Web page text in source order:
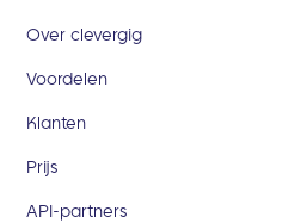
Over clevergig
Voordelen
Klanten
Prijs
API-partners